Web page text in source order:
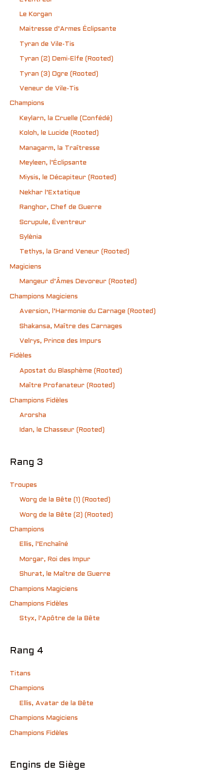
Le Korgan
Maitresse d’Armes Éclipsante
Tyran de Vile-Tis
Tyran (2) Demi-Elfe (Rooted)
Tyran (3) Ogre (Rooted)
Veneur de Vile-Tis
Champions
Keylarn, la Cruelle (Confédé)
Koloh, le Lucide (Rooted)
Managarm, la Traîtresse
Meyleen, l’Éclipsante
Miysis, le Décapiteur (Rooted)
Nekhar l’Extatique
Ranghor, Chef de Guerre
Scrupule, Éventreur
Sylènia
Tethys, la Grand Veneur (Rooted)
Magiciens
Mangeur d’Âmes Devoreur (Rooted)
Champions Magiciens
Aversion, l’Harmonie du Carnage (Rooted)
Shakansa, Maître des Carnages
Velrys, Prince des Impurs
Fidèles
Apostat du Blasphème (Rooted)
Maître Profanateur (Rooted)
Champions Fidèles
Arorsha
Idan, le Chasseur (Rooted)
Rang 3
Troupes
Worg de la Bête (1) (Rooted)
Worg de la Bête (2) (Rooted)
Champions
Ellis, l’Enchaîné
Morgar, Roi des Impur
Shurat, le Maître de Guerre
Champions Magiciens
Champions Fidèles
Styx, l’Apôtre de la Bête
Rang 4
Titans
Champions
Ellis, Avatar de la Bête
Champions Magiciens
Champions Fidèles
Engins de Siège